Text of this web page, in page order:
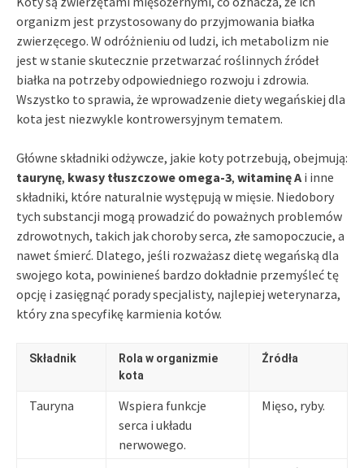
organizm jest przystosowany do przyjmowania białka
zwierzęcego. W odróżnieniu od ludzi, ich metabolizm nie
jest w stanie skutecznie przetwarzać roślinnych źródeł
białka na potrzeby odpowiedniego rozwoju i zdrowia.
Wszystko to sprawia, że wprowadzenie diety wegańskiej dla
kota jest niezwykle kontrowersyjnym tematem.
Główne składniki odżywcze, jakie koty potrzebują, obejmują:
taurynę, kwasy tłuszczowe omega-3, witaminę A i inne
składniki, które naturalnie występują w mięsie. Niedobory
tych substancji mogą prowadzić do poważnych problemów
zdrowotnych, takich jak choroby serca, złe samopoczucie, a
nawet śmierć. Dlatego, jeśli rozważasz dietę wegańską dla
swojego kota, powinieneś bardzo dokładnie przemyśleć tę
opcję i zasięgnąć porady specjalisty, najlepiej weterynarza,
który zna specyfikę karmienia kotów.
Składnik
Rola w organizmie
kota
Źródła
Tauryna
Wspiera funkcje
serca i układu
nerwowego.
Mięso, ryby.